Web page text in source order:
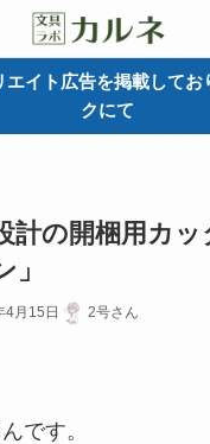
エイト広告を掲載してお
クにて
計の開梱用カッ
」
4月15日 2号さん
です。